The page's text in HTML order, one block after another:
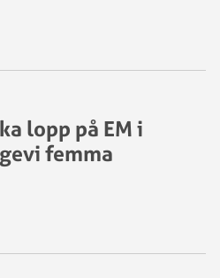
lopp på EM i
femma